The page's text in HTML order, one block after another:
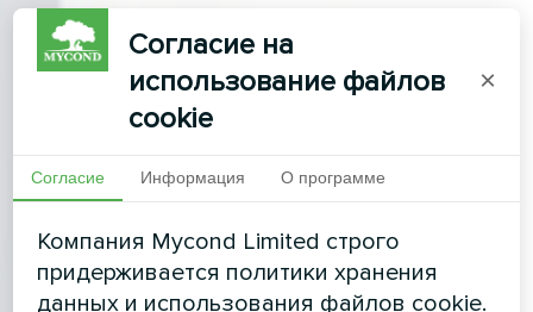
Согласие на
использование файлов
cookie
×
Согласие Информация О программе
Компания Mycond Limited строго
придерживается политики хранения
данных и использования файлов cookie.